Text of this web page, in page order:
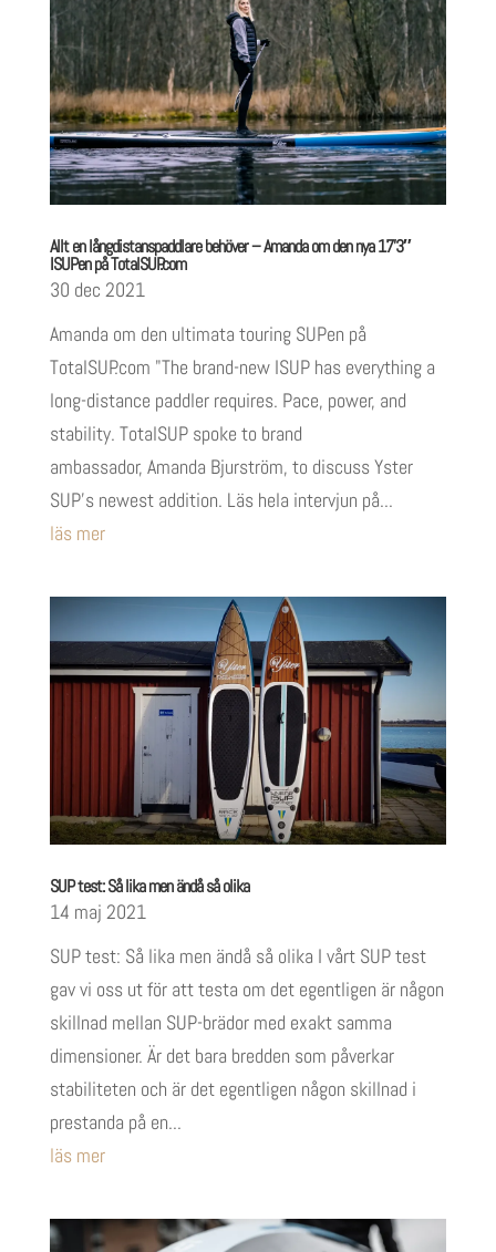
Allt en långdistanspaddlare behöver – Amanda om den nya 17’3″
ISUPen på TotalSUP.com
30 dec 2021
Amanda om den ultimata touring SUPen på
TotalSUP.com "The brand-new ISUP has everything a
long-distance paddler requires. Pace, power, and
stability. TotalSUP spoke to brand
ambassador, Amanda Bjurström, to discuss Yster
SUP’s newest addition. Läs hela intervjun på...
läs mer
SUP test: Så lika men ändå så olika
14 maj 2021
SUP test: Så lika men ändå så olika I vårt SUP test
gav vi oss ut för att testa om det egentligen är någon
skillnad mellan SUP-brädor med exakt samma
dimensioner. Är det bara bredden som påverkar
stabiliteten och är det egentligen någon skillnad i
prestanda på en...
läs mer